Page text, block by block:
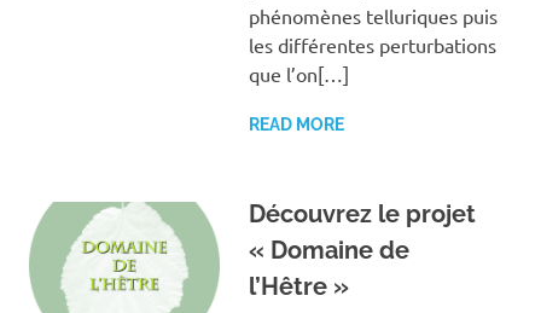
phénomènes telluriques puis
les différentes perturbations
que l’on[…]
READ MORE
Découvrez le projet
« Domaine de
l’Hêtre »